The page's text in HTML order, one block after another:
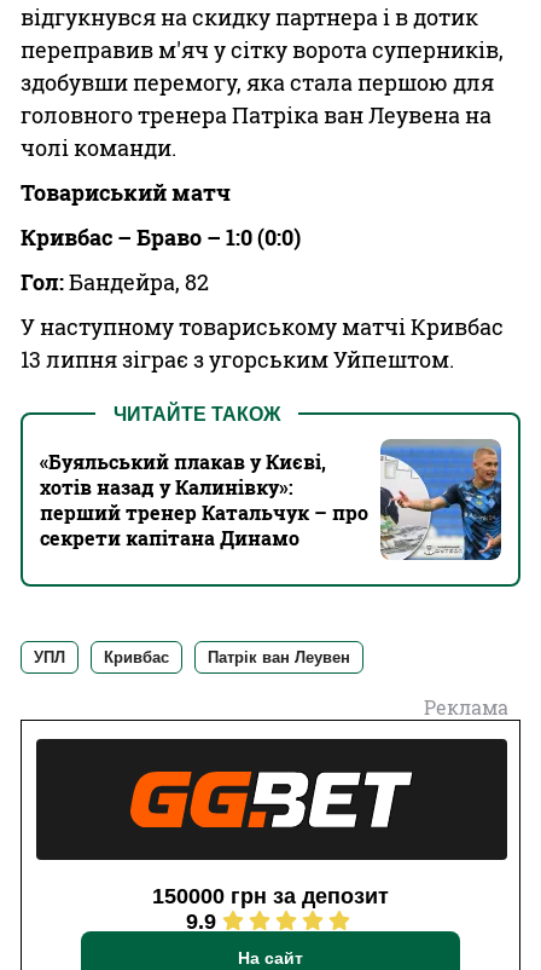
відгукнувся на скидку партнера і в дотик
переправив м'яч у сітку ворота суперників,
здобувши перемогу, яка стала першою для
головного тренера Патріка ван Леувена на
чолі команди.
Товариський матч
Кривбас – Браво – 1:0 (0:0)
Гол:Бандейра, 82
У наступному товариському матчі Кривбас
13 липня зіграє з угорським Уйпештом.
ЧИТАЙТЕ ТАКОЖ
«Буяльський плакав у Києві,
хотів назад у Калинівку»:
перший тренер Катальчук – про
секрети капітана Динамо
УПЛ Кривбас Патрік ван Леувен
Реклама
150000 грн за депозит
9.9
На сайт